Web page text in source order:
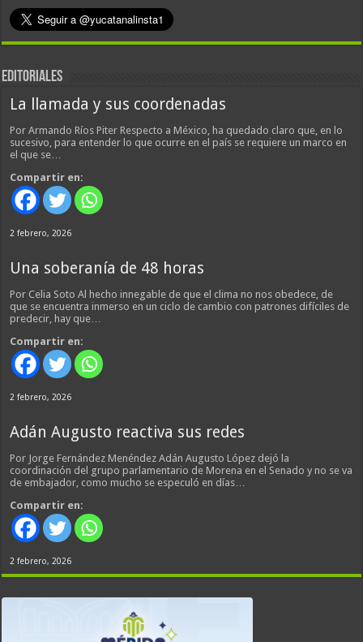
EDITORIALES
La llamada y sus coordenadas
Por Armando Ríos Piter Respecto a México, ha quedado claro que, en lo
sucesivo, para entender lo que ocurre en el país se requiere un marco en
el que se…
Compartir en:
2 febrero, 2026
Una soberanía de 48 horas
Por Celia Soto Al hecho innegable de que el clima no nos obedece, de
que se encuentra inmerso en un ciclo de cambio con patrones difíciles de
predecir, hay que…
Compartir en:
2 febrero, 2026
Adán Augusto reactiva sus redes
Por Jorge Fernández Menéndez Adán Augusto López dejó la
coordinación del grupo parlamentario de Morena en el Senado y no se va
de embajador, como mucho se especuló en días…
Compartir en:
2 febrero, 2026